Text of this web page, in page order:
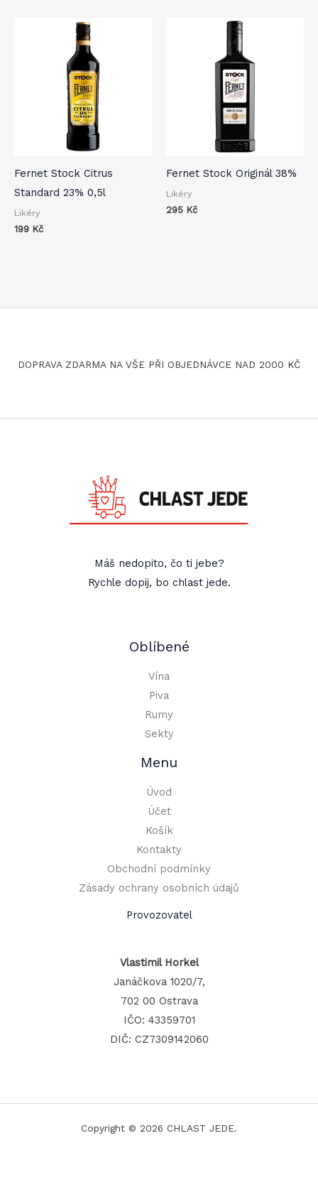
Fernet Stock Citrus
Standard 23% 0,5l
Likéry
199 Kč
Fernet Stock Originál 38%
Likéry
295 Kč
DOPRAVA ZDARMA NA VŠE PŘI OBJEDNÁVCE NAD 2000 KČ
Máš nedopito, čo ti jebe?
Rychle dopij, bo chlast jede.
Oblíbené
Vína
Piva
Rumy
Sekty
Menu
Úvod
Účet
Košík
Kontakty
Obchodní podmínky
Zásady ochrany osobních údajů
Provozovatel
Vlastimil Horkel
Janáčkova 1020/7,
702 00 Ostrava
IČO: 43359701
DIČ: CZ7309142060
Copyright © 2026 CHLAST JEDE.